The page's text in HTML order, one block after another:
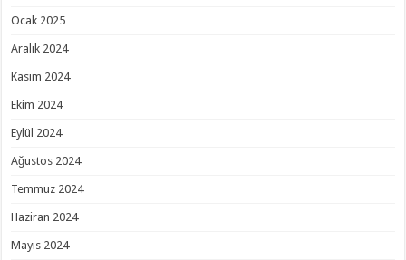
Ocak 2025
Aralık 2024
Kasım 2024
Ekim 2024
Eylül 2024
Ağustos 2024
Temmuz 2024
Haziran 2024
Mayıs 2024